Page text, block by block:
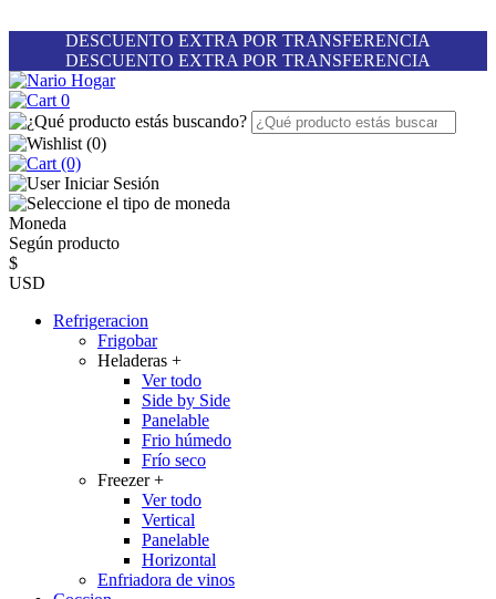
DESCUENTO EXTRA POR TRANSFERENCIA
DESCUENTO EXTRA POR TRANSFERENCIA
0
(0)
(0)
Iniciar Sesión
Moneda
Según producto
$
USD
Refrigeracion
Frigobar
Heladeras +
Ver todo
Side by Side
Panelable
Frio húmedo
Frío seco
Freezer+
Ver todo
Vertical
Panelable
Horizontal
Enfriadora de vinos